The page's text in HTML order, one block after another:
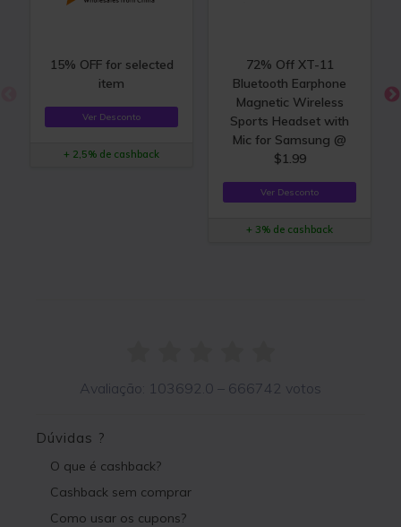
15% OFF for selected
item
Ver Desconto
+ 2,5% de cashback
72% Off XT-11
Bluetooth Earphone
Magnetic Wireless
Sports Headset with
Mic for Samsung @
$1.99
Ver Desconto
+ 3% de cashback
Avaliação: 103692.0 – 666742 votos
Dúvidas ?
O que é cashback?
Cashback sem comprar
Como usar os cupons?